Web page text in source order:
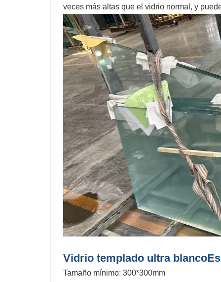
veces más altas que el vidrio normal, y
Vidrio templado ultra blanco
Tamaño mínimo: 300*300mm